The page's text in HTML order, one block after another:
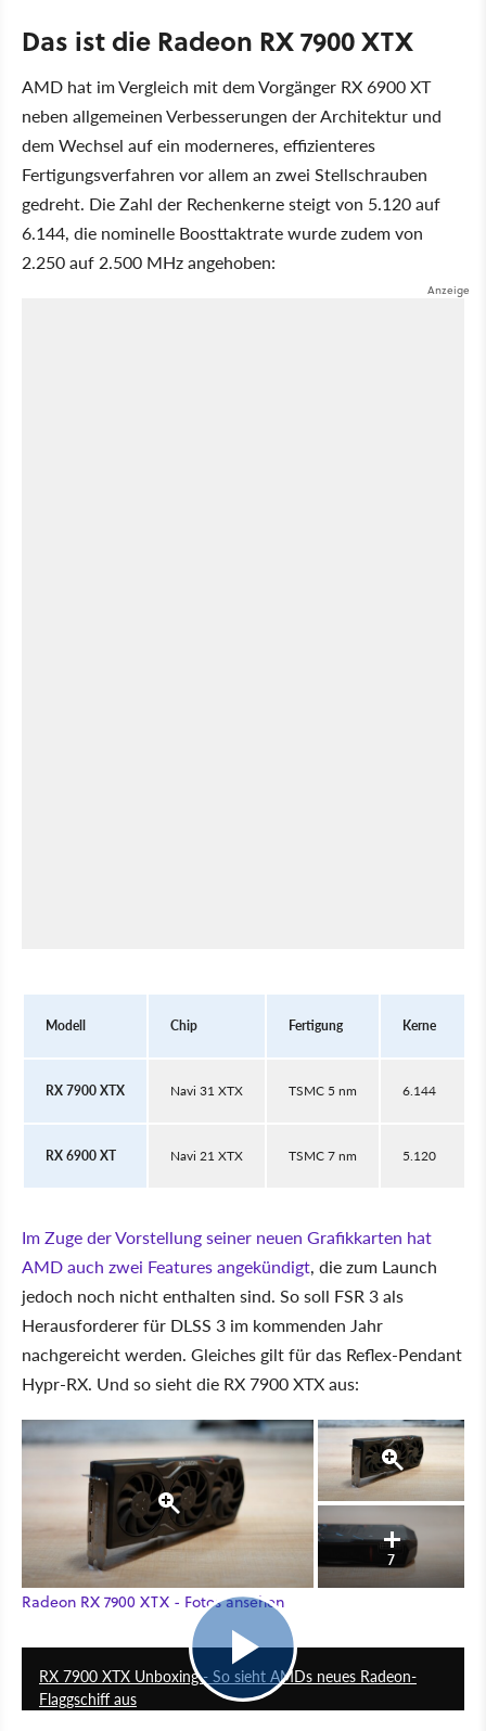
Das ist die Radeon RX 7900 XTX
AMD hat im Vergleich mit dem Vorgänger RX 6900 XT
neben allgemeinen Verbesserungen der Architektur und
dem Wechsel auf ein moderneres, effizienteres
Fertigungsverfahren vor allem an zwei Stellschrauben
gedreht. Die Zahl der Rechenkerne steigt von 5.120 auf
6.144, die nominelle Boosttaktrate wurde zudem von
2.250 auf 2.500 MHz angehoben:
Modell Chip Fertigung Kerne
RX 7900 XTX Navi 31 XTX TSMC 5 nm 6.144
RX 6900 XT Navi 21 XTX TSMC 7 nm 5.120
Im Zuge der Vorstellung seiner neuen Grafikkarten hat
AMD auch zwei Features angekündigt, die zum Launch
jedoch noch nicht enthalten sind. So soll FSR 3 als
Herausforderer für DLSS 3 im kommenden Jahr
nachgereicht werden. Gleiches gilt für das Reflex-Pendant
Hypr-RX. Und so sieht die RX 7900 XTX aus:
7
Radeon RX 7900 XTX - Fotos ansehen
RX 7900 XTX Unboxing - So sieht AMDs neues Radeon-
Flaggschiff aus